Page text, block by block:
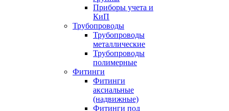
Приборы учета и
КиП
Трубопроводы
Трубопроводы
металлические
Трубопроводы
полимерные
Фитинги
Фитинги
аксиальные
(надвижные)
Фитинги под